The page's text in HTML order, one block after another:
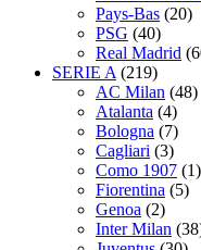
Pays-Bas (20)
PSG (40)
Real Madrid
SERIE A (219)
AC Milan (48)
Atalanta (4)
Bologna (7)
Cagliari (3)
Como 1907 (1)
Fiorentina (5)
Genoa (2)
Inter Milan